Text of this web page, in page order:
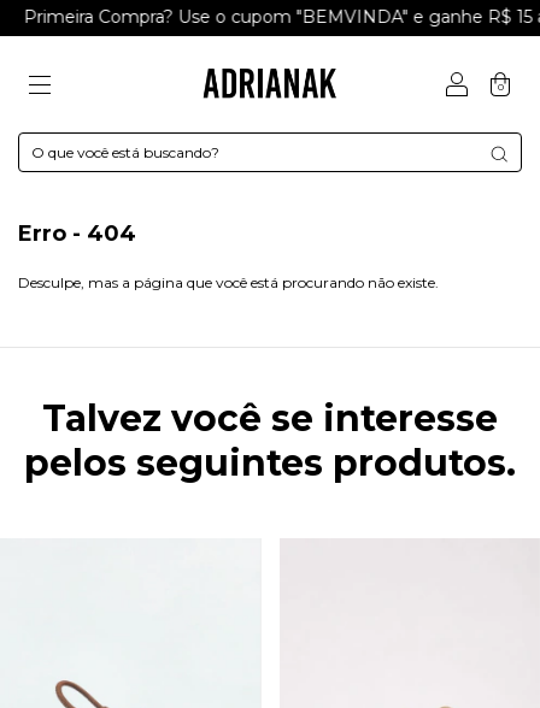
Primeira Compra? Use o cupom "BEMVINDA" e ganhe R$ 15
0
Erro - 404
Desculpe, mas a página que você está procurando não existe.
Talvez você se interesse
pelos seguintes produtos.